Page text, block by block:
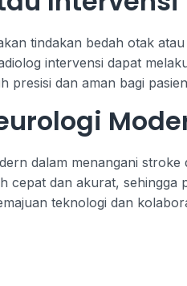
tindakan bedah otak
intervensi dapat
presisi dan aman bagi
dalam menangani stroke
cepat dan akurat, sehingga
teknologi dan